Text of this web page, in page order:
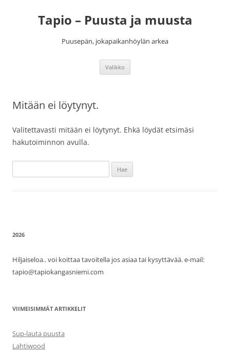
Tapio – Puusta ja muusta
Puusepän, jokapaikanhöylän arkea
Valikko
Mitään ei löytynyt.
Valitettavasti mitään ei löytynyt. Ehkä löydät etsimäsi
hakutoiminnon avulla.
2026
Hiljaiseloa.. voi koittaa tavoitella jos asiaa tai kysyttävää. e-mail:
tapio@tapiokangasniemi.com
VIIMEISIMMÄT ARTIKKELIT
Sup-lauta puusta
Lahtiwood